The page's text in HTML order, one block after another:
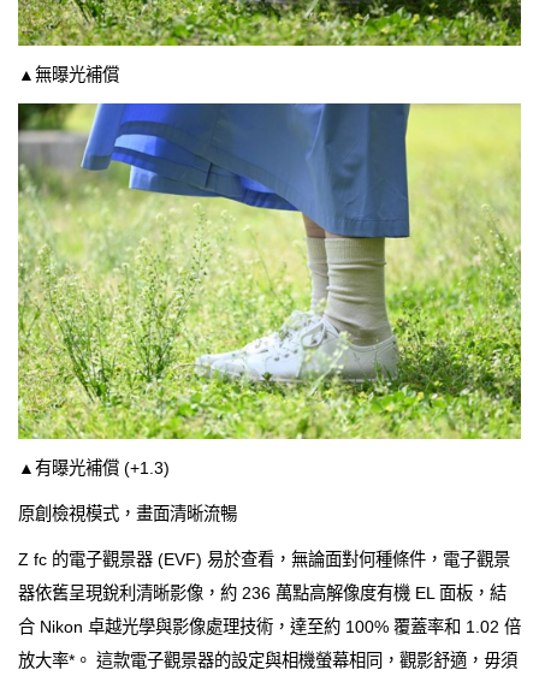
▲無曝光補償
▲有曝光補償 (+1.3)
原創檢視模式，畫面清晰流暢
Z fc 的電子觀景器 (EVF) 易於查看，無論面對何種條件，電子觀景
器依舊呈現銳利清晰影像，約 236 萬點高解像度有機 EL 面板，結
合 Nikon 卓越光學與影像處理技術，達至約 100% 覆蓋率和 1.02 倍
放大率*。 這款電子觀景器的設定與相機螢幕相同，觀影舒適，毋須